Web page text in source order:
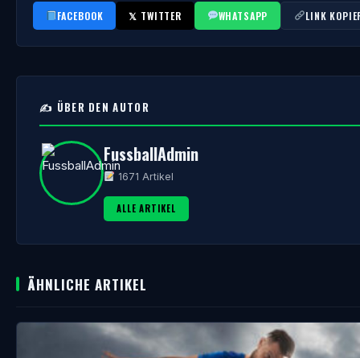
FACEBOOK 𝕏 TWITTER WHATSAPP LINK
✍️ ÜBER DEN AUTOR
FussballAdmin
1671 Artikel
ALLE ARTIKEL
ÄHNLICHE ARTIKEL